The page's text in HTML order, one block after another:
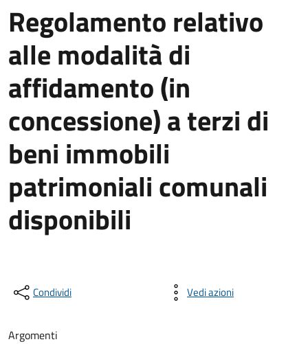
Regolamento relativo
alle modalità di
affidamento (in
concessione) a terzi di
beni immobili
patrimoniali comunali
disponibili
Condividi Vedi azioni
Argomenti